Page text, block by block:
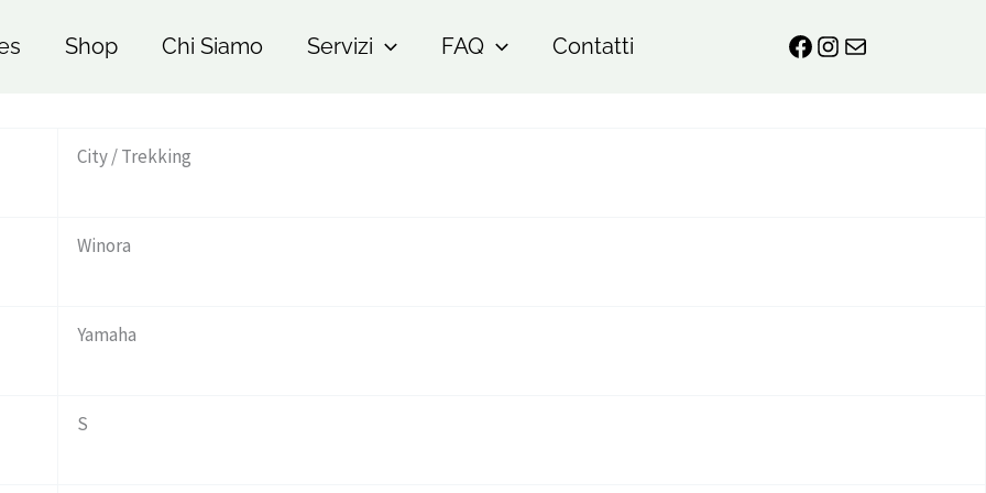
Shop Chi Siamo Servizi FAQ Contatti
City / Trekking
Winora
Yamaha
S